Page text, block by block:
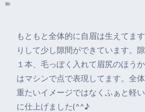
もともと全体的に自眉は生えてま
りして少し隙間ができています。
１本、毛っぽく入れて眉尻のほう
はマシンで点で表現してます。全
重たいイメージではなくふぁと軽
に仕上げました(^^♪